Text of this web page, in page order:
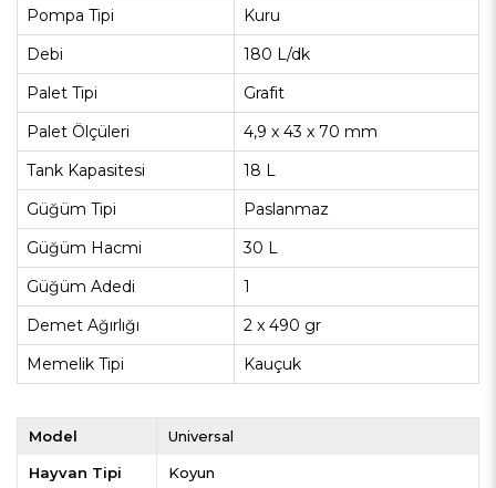
Pompa Tipi
Kuru
Debi
180 L/dk
Palet Tipi
Grafit
Palet Ölçüleri
4,9 x 43 x 70 mm
Tank Kapasitesi
18 L
Güğüm Tipi
Paslanmaz
Güğüm Hacmi
30 L
Güğüm Adedi
1
Demet Ağırlığı
2 x 490 gr
Memelik Tipi
Kauçuk
Model Universal
Hayvan Tipi Koyun